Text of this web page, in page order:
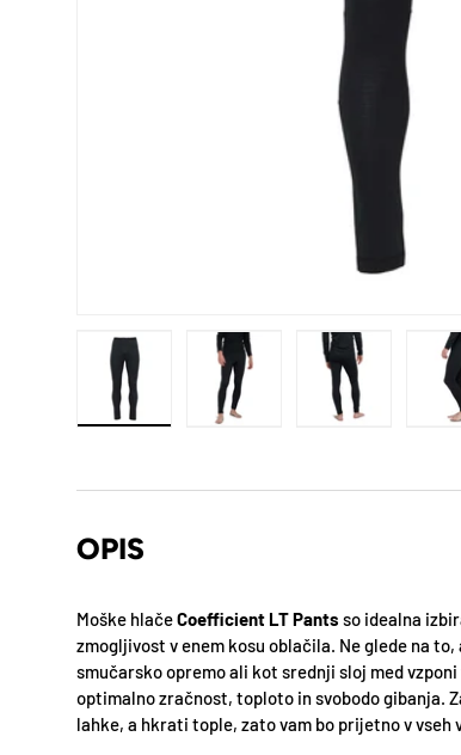
OPIS
Moške hlačeCoefficient LT Pants so idealna
zmogljivost v enem kosu oblačila. Ne glede na
smučarsko opremo ali kot srednji sloj med
optimalno zračnost, toploto in svobodo gibanja.
lahke, a hkrati tople, zato vam bo prijetno v vseh